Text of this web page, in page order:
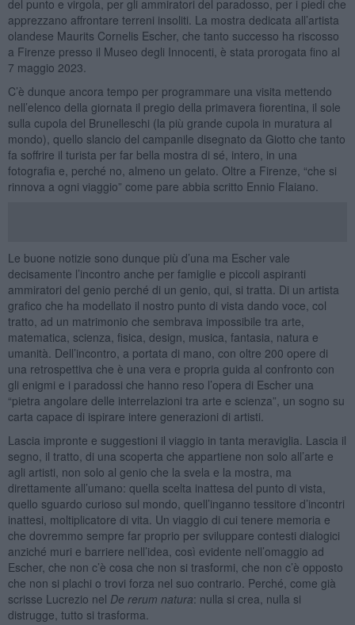
del punto e virgola, per gli ammiratori del paradosso, per i piedi che
apprezzano affrontare terreni insoliti. La mostra dedicata all’artista
olandese Maurits Cornelis Escher, che tanto successo ha riscosso
a Firenze presso il Museo degli Innocenti, è stata prorogata fino al
7 maggio 2023.
C’è dunque ancora tempo per programmare una visita mettendo
nell’elenco della giornata il pregio della primavera fiorentina, il sole
sulla cupola del Brunelleschi (la più grande cupola in muratura al
mondo), quello slancio del campanile disegnato da Giotto che tanto
fa soffrire il turista per far bella mostra di sé, intero, in una
fotografia e, perché no, almeno un gelato. Oltre a Firenze, “che si
rinnova a ogni viaggio” come pare abbia scritto Ennio Flaiano.
Le buone notizie sono dunque più d’una ma Escher vale
decisamente l’incontro anche per famiglie e piccoli aspiranti
ammiratori del genio perché di un genio, qui, si tratta. Di un artista
grafico che ha modellato il nostro punto di vista dando voce, col
tratto, ad un matrimonio che sembrava impossibile tra arte,
matematica, scienza, fisica, design, musica, fantasia, natura e
umanità. Dell’incontro, a portata di mano, con oltre 200 opere di
una retrospettiva che è una vera e propria guida al confronto con
gli enigmi e i paradossi che hanno reso l’opera di Escher una
“pietra angolare delle interrelazioni tra arte e scienza”, un sogno su
carta capace di ispirare intere generazioni di artisti.
Lascia impronte e suggestioni il viaggio in tanta meraviglia. Lascia il
segno, il tratto, di una scoperta che appartiene non solo all’arte e
agli artisti, non solo al genio che la svela e la mostra, ma
direttamente all’umano: quella scelta inattesa del punto di vista,
quello sguardo curioso sul mondo, quell’inganno tessitore d’incontri
inattesi, moltiplicatore di vita. Un viaggio di cui tenere memoria e
che dovremmo sempre far proprio per sviluppare contesti dialogici
anziché muri e barriere nell’idea, così evidente nell’omaggio ad
Escher, che non c’è cosa che non si trasformi, che non c’è opposto
che non si plachi o trovi forza nel suo contrario. Perché, come già
scrisse Lucrezio nel De rerum natura: nulla si crea, nulla si
distrugge, tutto si trasforma.